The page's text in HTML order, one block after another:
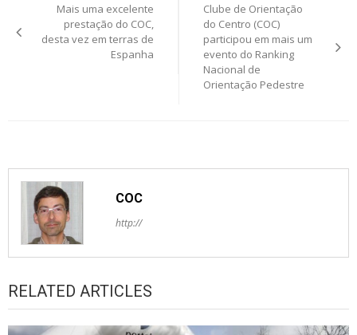
navigation
Mais uma excelente
prestação do COC,
desta vez em terras de
Espanha
Clube de Orientação
do Centro (COC)
participou em mais um
evento do Ranking
Nacional de
Orientação Pedestre
COC
http://
RELATED ARTICLES